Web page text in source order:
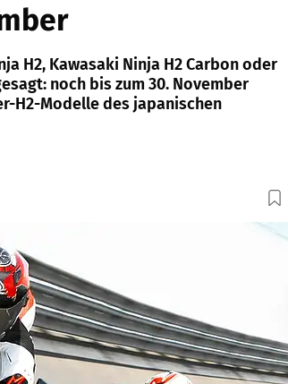
H2, Kawasaki Ninja H2 Carbon oder
noch bis zum 30. November
H2-Modelle des japanischen